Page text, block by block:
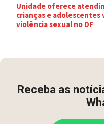
Unidade oferece
crianças e adolescentes
violência sexual no DF
Receba as